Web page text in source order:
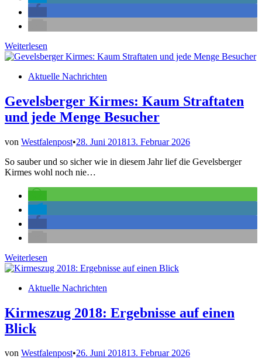
Zusammensein,
Unterhaltungen
Austausch
Freunden
Weiterlesen
Veröffentlicht
Aktuelle Nachrichten
Gevelsberger Kirmes: Kaum Straftaten
und jede Menge Besucher
von Westfalenpost•28. Juni 201813. Februar 2026
So sauber und so sicher wie in diesem Jahr lief die Gevelsberger
Kirmes wohl noch nie…
Gevelsberger
Kirmes:
Straftaten
jede
Menge
Besucher
Weiterlesen
Veröffentlicht
Aktuelle Nachrichten
Kirmeszug 2018: Ergebnisse auf einen
Blick
von Westfalenpost•26. Juni 201813. Februar 2026